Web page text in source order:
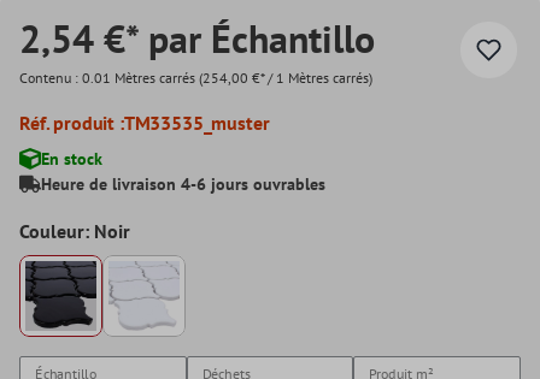
2,54 €* par Échantillo
Contenu : 0.01 Mètres carrés (254,00 €* / 1 Mètres carrés)
Réf. produit :TM33535_muster
En stock
Heure de livraison 4-6 jours ouvrables
Couleur: Noir
Échantillo Déchets Produit m²